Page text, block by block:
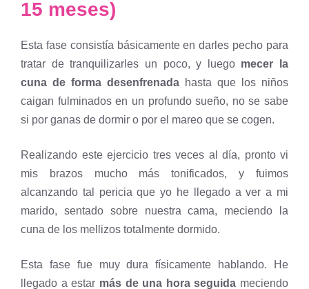
15 meses)
Esta fase consistía básicamente en darles pecho para
tratar de tranquilizarles un poco, y luego mecer la
cuna de forma desenfrenada hasta que los niños
caigan fulminados en un profundo sueño, no se sabe
si por ganas de dormir o por el mareo que se cogen.
Realizando este ejercicio tres veces al día, pronto vi
mis brazos mucho más tonificados, y fuimos
alcanzando tal pericia que yo he llegado a ver a mi
marido, sentado sobre nuestra cama, meciendo la
cuna de los mellizos totalmente dormido.
Esta fase fue muy dura físicamente hablando. He
llegado a estar más de una hora seguida meciendo